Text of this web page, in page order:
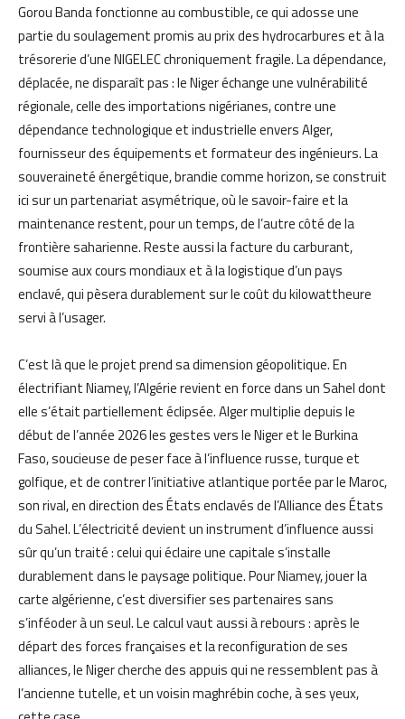
Gorou Banda fonctionne au combustible, ce qui adosse une
partie du soulagement promis au prix des hydrocarbures et à la
trésorerie d’une NIGELEC chroniquement fragile. La dépendance,
déplacée, ne disparaît pas : le Niger échange une vulnérabilité
régionale, celle des importations nigérianes, contre une
dépendance technologique et industrielle envers Alger,
fournisseur des équipements et formateur des ingénieurs. La
souveraineté énergétique, brandie comme horizon, se construit
ici sur un partenariat asymétrique, où le savoir-faire et la
maintenance restent, pour un temps, de l’autre côté de la
frontière saharienne. Reste aussi la facture du carburant,
soumise aux cours mondiaux et à la logistique d’un pays
enclavé, qui pèsera durablement sur le coût du kilowattheure
servi à l’usager.
C’est là que le projet prend sa dimension géopolitique. En
électrifiant Niamey, l’Algérie revient en force dans un Sahel dont
elle s’était partiellement éclipsée. Alger multiplie depuis le
début de l’année 2026 les gestes vers le Niger et le Burkina
Faso, soucieuse de peser face à l’influence russe, turque et
golfique, et de contrer l’initiative atlantique portée par le Maroc,
son rival, en direction des États enclavés de l’Alliance des États
du Sahel. L’électricité devient un instrument d’influence aussi
sûr qu’un traité : celui qui éclaire une capitale s’installe
durablement dans le paysage politique. Pour Niamey, jouer la
carte algérienne, c’est diversifier ses partenaires sans
s’inféoder à un seul. Le calcul vaut aussi à rebours : après le
départ des forces françaises et la reconfiguration de ses
alliances, le Niger cherche des appuis qui ne ressemblent pas à
l’ancienne tutelle, et un voisin maghrébin coche, à ses yeux,